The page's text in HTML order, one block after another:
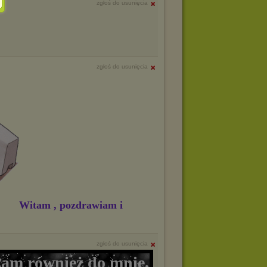
zgłoś do usunięcia
zgłoś do usunięcia
Witam , pozdrawiam i
zgłoś do usunięcia
również do mnie,